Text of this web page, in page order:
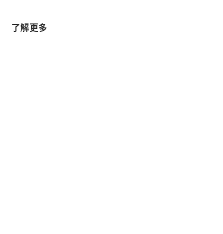
了解更多